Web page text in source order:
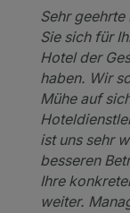
Sehr
Sie sich für
Hotel der
haben. Wir
Mühe auf
ist uns sehr
besseren
Ihre
weiter.